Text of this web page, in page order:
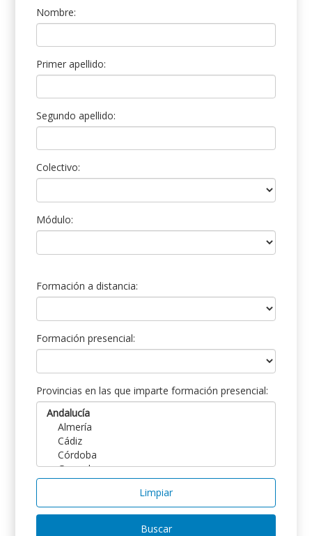
Nombre:
Primer apellido:
Segundo apellido:
Colectivo:
Módulo:
Formación a distancia:
Formación presencial:
Provincias en las que imparte formación presencial:
Limpiar
Buscar